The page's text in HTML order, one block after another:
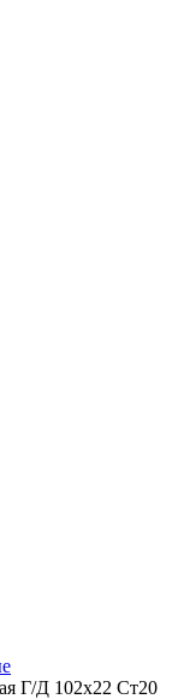
Г/Д 102х22 Ст20